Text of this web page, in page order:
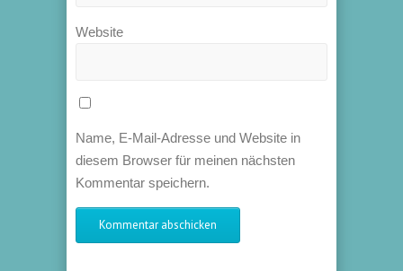
Website
Name, E-Mail-Adresse und Website in
diesem Browser für meinen nächsten
Kommentar speichern.